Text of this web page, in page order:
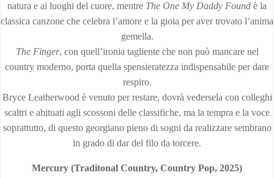
natura e ai luoghi del cuore, mentre The One My Daddy Found è la
classica canzone che celebra l’amore e la gioia per aver trovato l’anima
gemella.
The Finger, con quell’ironia tagliente che non può mancare nel
country moderno, porta quella spensieratezza indispensabile per dare
respiro.
Bryce Leatherwood è venuto per restare, dovrà vedersela con colleghi
scaltri e abituati agli scossoni delle classifiche, ma la tempra e la voce
soprattutto, di questo georgiano pieno di sogni da realizzare sembrano
in grado di dar del filo da torcere.
Mercury (Traditonal Country, Country Pop, 2025)